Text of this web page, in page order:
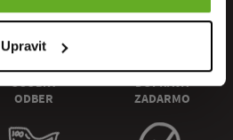
Upravit
OSOBNÝ
ODBER
DOPRAVA
ZADARMO